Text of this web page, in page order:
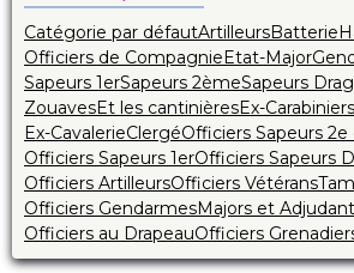
Catégorie par défautArtilleursBatterie
Officiers de CompagnieEtat-Major
Sapeurs 1erSapeurs 2èmeSapeurs
ZouavesEt les cantinièresEx-
Ex-CavalerieClergéOfficiers Sapeurs
Officiers Sapeurs 1erOfficiers Sapeurs
Officiers ArtilleursOfficiers Vétérans
Officiers GendarmesMajors et
Officiers au DrapeauOfficiers